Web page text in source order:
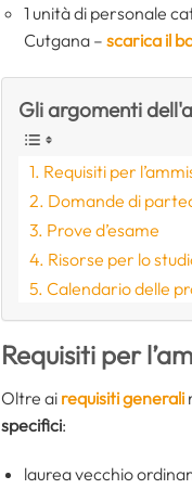
1 unità di personale
Cutgana – scarica il
Gli argomenti
Requisiti per
Domande di
Prove d’esame
Risorse per lo
Calendario delle
Requisiti per
Oltre ai requisiti generali
specifici:
laurea vecchio